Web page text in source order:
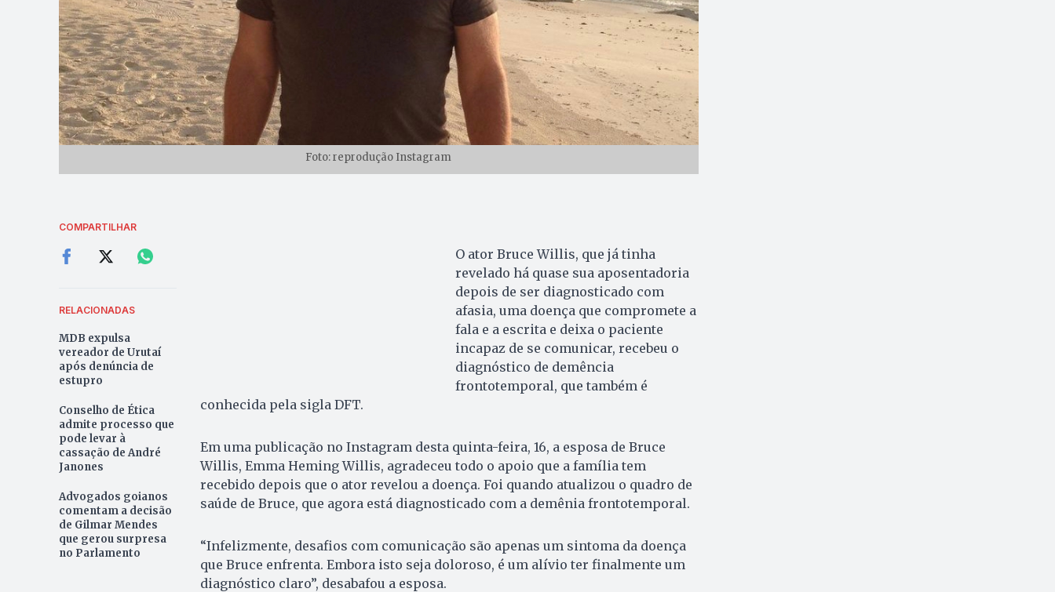
Foto: reprodução Instagram
COMPARTILHAR
RELACIONADAS
MDB expulsa
vereador de Urutaí
após denúncia de
estupro
Conselho de Ética
admite processo que
pode levar à
cassação de André
Janones
Advogados goianos
comentam a decisão
de Gilmar Mendes
que gerou surpresa
no Parlamento
O ator Bruce Willis, que já tinha
revelado há quase sua aposentadoria
depois de ser diagnosticado com
afasia, uma doença que compromete a
fala e a escrita e deixa o paciente
incapaz de se comunicar, recebeu o
diagnóstico de demência
frontotemporal, que também é
conhecida pela sigla DFT.
Em uma publicação no Instagram desta quinta-feira, 16, a esposa de Bruce
Willis, Emma Heming Willis, agradeceu todo o apoio que a família tem
recebido depois que o ator revelou a doença. Foi quando atualizou o quadro de
saúde de Bruce, que agora está diagnosticado com a demênia frontotemporal.
“Infelizmente, desafios com comunicação são apenas um sintoma da doença
que Bruce enfrenta. Embora isto seja doloroso, é um alívio ter finalmente um
diagnóstico claro”, desabafou a esposa.